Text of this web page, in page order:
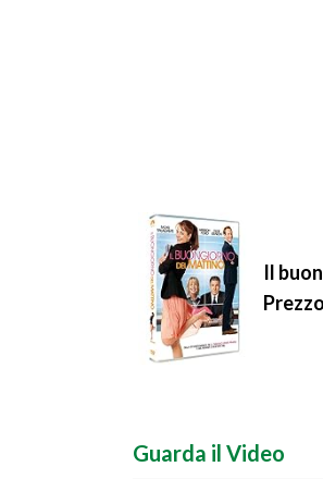
Il
Guarda il Video